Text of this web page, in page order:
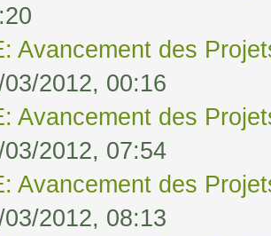
Avancement des
03/2012, 00:16
Avancement des
03/2012, 07:54
Avancement des
03/2012, 08:13